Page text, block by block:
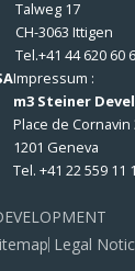
Talweg 17
CH-3063 Ittigen
Tel.+41 44 620 60
Impressum :
m3 Steiner
Place de Cornavin
1201 Geneva
Tel. +41 22 559 11
Legal